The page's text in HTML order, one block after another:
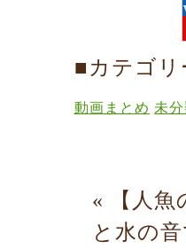
■カテゴリ
動画まとめ 未
«
【人
と水の